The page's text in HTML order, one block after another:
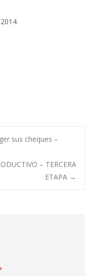
sus cheques –
– TERCERA
ETAPA →